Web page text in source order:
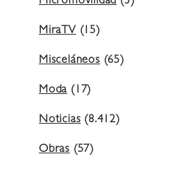
MiraTV (15)
Misceláneos (65)
Moda (17)
Noticias (8.412)
Obras (57)